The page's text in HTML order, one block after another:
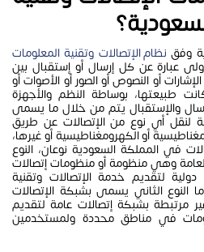
وفق نظام الإتصالات وتقنية المعلومات
عبارة عن كل إرسال أو إستقبال بين
أو النصوص أو الصور أو الأصوات أو
طبيعتها، بوساطة النظم والأجهزة
والإستقبال يتم من خلال ما يسمى
لنقل أي نوع من الإتصالات عن طريق
أو الكهرومغناطيسية أو غيرها،
في المملكة السعودية نوعان، النوع
وهي منظومة أو منظومات إتصالات
لتقديم خدمة الإتصالات وتقنية
النوع الثاني يسمى بشبكة الإتصالات
بشبكة إتصالات عامة لتقديم
في مناطق محددة ولمستخدمين